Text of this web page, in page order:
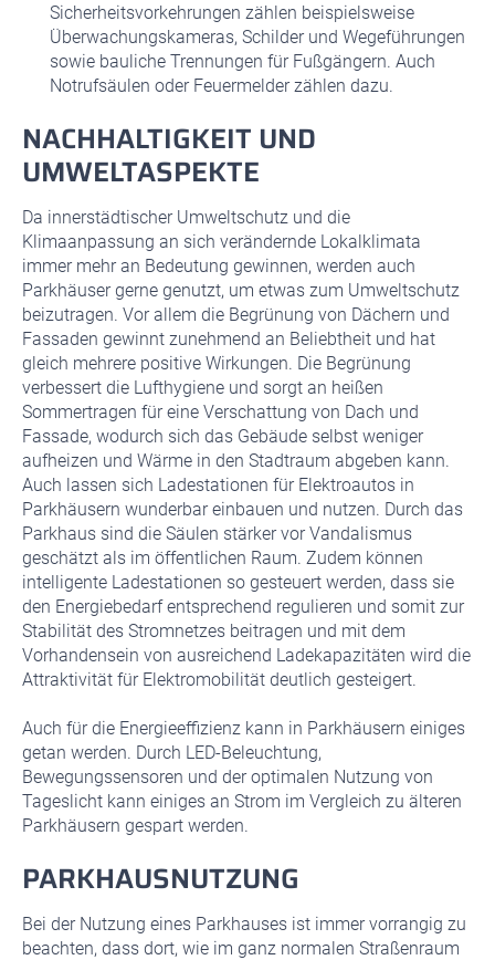
Sicherheitsvorkehrungen zählen beispielsweise
Überwachungskameras, Schilder und Wegeführungen
sowie bauliche Trennungen für Fußgängern. Auch
Notrufsäulen oder Feuermelder zählen dazu.
NACHHALTIGKEIT UND
UMWELTASPEKTE
Da innerstädtischer Umweltschutz und die
Klimaanpassung an sich verändernde Lokalklimata
immer mehr an Bedeutung gewinnen, werden auch
Parkhäuser gerne genutzt, um etwas zum Umweltschutz
beizutragen. Vor allem die Begrünung von Dächern und
Fassaden gewinnt zunehmend an Beliebtheit und hat
gleich mehrere positive Wirkungen. Die Begrünung
verbessert die Lufthygiene und sorgt an heißen
Sommertragen für eine Verschattung von Dach und
Fassade, wodurch sich das Gebäude selbst weniger
aufheizen und Wärme in den Stadtraum abgeben kann.
Auch lassen sich Ladestationen für Elektroautos in
Parkhäusern wunderbar einbauen und nutzen. Durch das
Parkhaus sind die Säulen stärker vor Vandalismus
geschätzt als im öffentlichen Raum. Zudem können
intelligente Ladestationen so gesteuert werden, dass sie
den Energiebedarf entsprechend regulieren und somit zur
Stabilität des Stromnetzes beitragen und mit dem
Vorhandensein von ausreichend Ladekapazitäten wird die
Attraktivität für Elektromobilität deutlich gesteigert.
Auch für die Energieeffizienz kann in Parkhäusern einiges
getan werden. Durch LED-Beleuchtung,
Bewegungssensoren und der optimalen Nutzung von
Tageslicht kann einiges an Strom im Vergleich zu älteren
Parkhäusern gespart werden.
PARKHAUSNUTZUNG
Bei der Nutzung eines Parkhauses ist immer vorrangig zu
beachten, dass dort, wie im ganz normalen Straßenraum